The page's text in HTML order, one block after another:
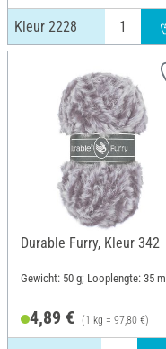
Kleur 2228
Durable Furry, Kleur 342
Gewicht: 50 g; Looplengte: 35 m
4,89 € (1 kg = 97,80 €)